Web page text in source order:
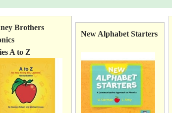
Brothers
A to Z
New Alphabet Starters